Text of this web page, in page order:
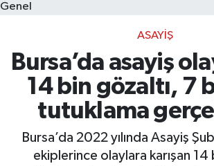
Genel
ASAYIŞ
Bursa’da asayiş
14 bin gözaltı, 7
tutuklama
Bursa’da 2022 yılında Asayiş
ekiplerince olaylara karışan 14
Kültür & Sanat
Teknoloji
Bilim
Genel